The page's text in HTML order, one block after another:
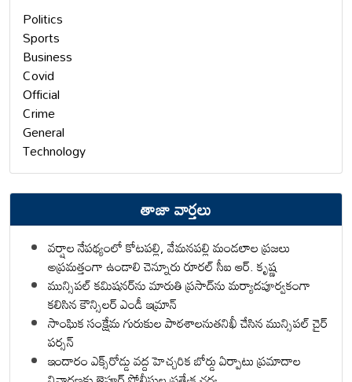
Politics
Sports
Business
Covid
Official
Crime
General
Technology
తాజా వార్తలు
వర్షాల నేపథ్యంలో కోటపల్లి, వేమనపల్లి మండలాల ప్రజలు
అప్రమత్తంగా ఉండాలి చెన్నూరు రూరల్ సీఐ ఆర్. కృష్ణ
మున్సిపల్ కమిషనర్‌ను మారుతి ప్రసాద్‌ను మర్యాదపూర్వకంగా
కలిసిన కౌన్సిలర్ ఎండీ ఇమ్రాన్ ​
సాంఘిక సంక్షేమ గురుకుల పాఠశాలనుతనిఖీ చేసిన మున్సిపల్ చైర్
పర్సన్
ఇందారం ఎక్స్‌రోడ్డు వద్ద హెచ్చరిక బోర్డు ఏర్పాటు ప్రమాదాల